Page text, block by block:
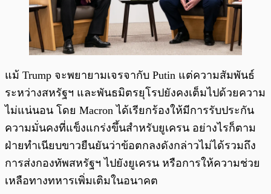
แม้ Trump จะพยายามเจรจากับ Putin แต่ความสัมพันธ์
ระหว่างสหรัฐฯ และพันธมิตรยุโรปยังคงเต็มไปด้วยความ
ไม่แน่นอน โดย Macron ได้เรียกร้องให้มีการรับประกัน
ความมั่นคงที่แข็งแกร่งขึ้นสำหรับยูเครน อย่างไรก็ตาม
ฝ่ายทำเนียบขาวยืนยันว่าข้อตกลงดังกล่าวไม่ได้รวมถึง
การส่งกองทัพสหรัฐฯ ไปยังยูเครน หรือการให้ความช่วย
เหลือทางทหารเพิ่มเติมในอนาคต